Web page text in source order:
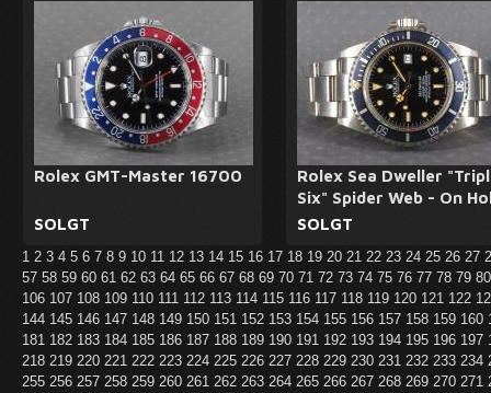
Rolex GMT-Master 16700
SOLGT
Rolex Sea Dweller
Six" Spider Web - On
SOLGT
1 2 3 4 5 6 7 8 9 10 11 12 13 14 15 16 17 18 19 20 21 22 23 24 25 26 27
57 58 59 60 61 62 63 64 65 66 67 68 69 70 71 72 73 74 75 76 77 78 79
106 107 108 109 110 111 112 113 114 115 116 117 118 119 120 121 122
144 145 146 147 148 149 150 151 152 153 154 155 156 157 158 159 160
181 182 183 184 185 186 187 188 189 190 191 192 193 194 195 196 197
218 219 220 221 222 223 224 225 226 227 228 229 230 231 232 233 234
255 256 257 258 259 260 261 262 263 264 265 266 267 268 269 270 271